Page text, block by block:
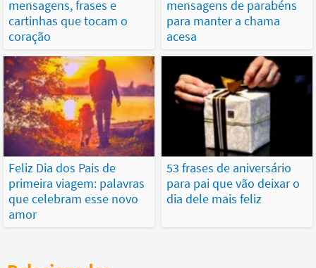
mensagens, frases e
cartinhas que tocam o
coração
mensagens de parabéns
para manter a chama
acesa
Feliz Dia dos Pais de
primeira viagem: palavras
que celebram esse novo
amor
53 frases de aniversário
para pai que vão deixar o
dia dele mais feliz